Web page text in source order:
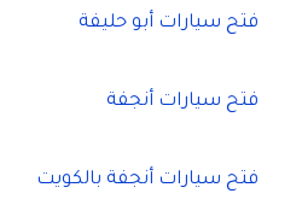
فتح سيارات أبو حليفة
فتح سيارات أنجفة
فتح سيارات أنجفة بالكويت